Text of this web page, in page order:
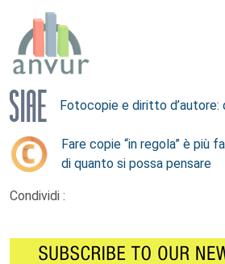
Fotocopie e diritto d’autore:
Fare copie “in regola” è più
di quanto si possa pensare
Condividi :